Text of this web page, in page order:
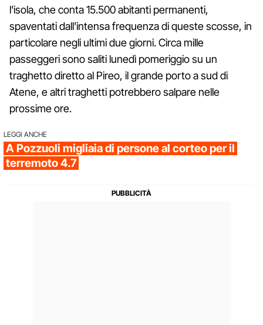
l'isola, che conta 15.500 abitanti permanenti,
spaventati dall'intensa frequenza di queste scosse, in
particolare negli ultimi due giorni. Circa mille
passeggeri sono saliti lunedì pomeriggio su un
traghetto diretto al Pireo, il grande porto a sud di
Atene, e altri traghetti potrebbero salpare nelle
prossime ore.
LEGGI ANCHE
A Pozzuoli migliaia di persone al corteo per il
terremoto 4.7